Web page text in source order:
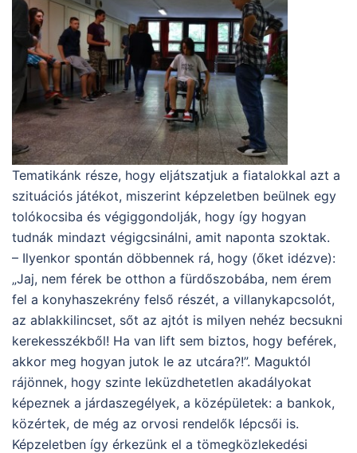
Tematikánk része, hogy eljátszatjuk a fiatalokkal azt a
szituációs játékot, miszerint képzeletben beülnek egy
tolókocsiba és végiggondolják, hogy így hogyan
tudnák mindazt végigcsinálni, amit naponta szoktak.
– Ilyenkor spontán döbbennek rá, hogy (őket idézve):
„Jaj, nem férek be otthon a fürdőszobába, nem érem
fel a konyhaszekrény felső részét, a villanykapcsolót,
az ablakkilincset, sőt az ajtót is milyen nehéz becsukni
kerekesszékből! Ha van lift sem biztos, hogy beférek,
akkor meg hogyan jutok le az utcára?!”. Maguktól
rájönnek, hogy szinte leküzdhetetlen akadályokat
képeznek a járdaszegélyek, a középületek: a bankok,
közértek, de még az orvosi rendelők lépcsői is.
Képzeletben így érkezünk el a tömegközlekedési